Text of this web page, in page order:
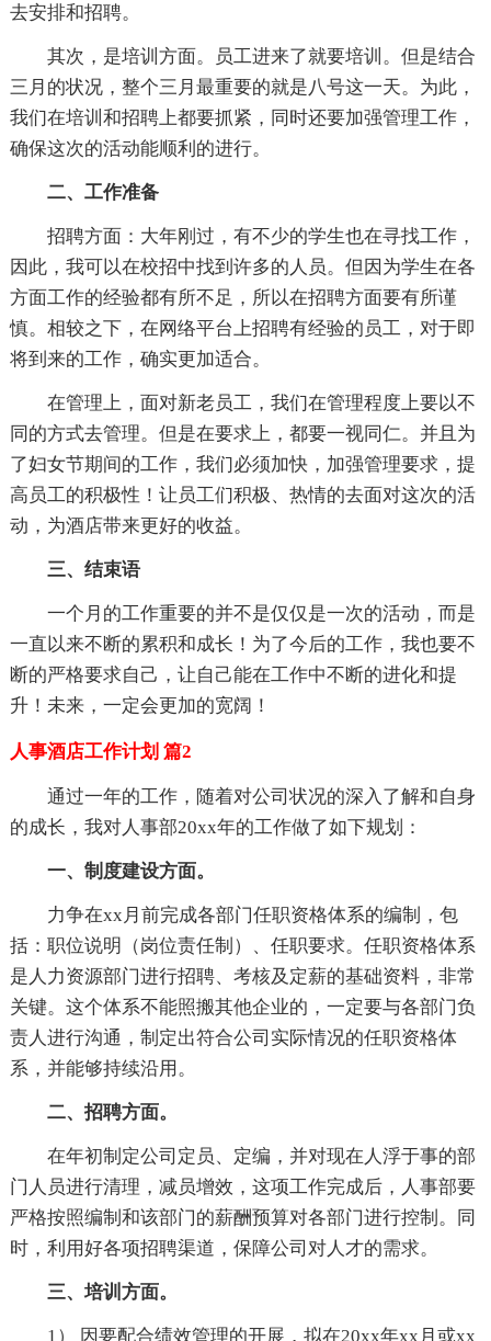
去安排和招聘。
其次，是培训方面。员工进来了就要培训。但是结合
三月的状况，整个三月最重要的就是八号这一天。为此，
我们在培训和招聘上都要抓紧，同时还要加强管理工作，
确保这次的活动能顺利的进行。
二、工作准备
招聘方面：大年刚过，有不少的学生也在寻找工作，
因此，我可以在校招中找到许多的人员。但因为学生在各
方面工作的经验都有所不足，所以在招聘方面要有所谨
慎。相较之下，在网络平台上招聘有经验的员工，对于即
将到来的工作，确实更加适合。
在管理上，面对新老员工，我们在管理程度上要以不
同的方式去管理。但是在要求上，都要一视同仁。并且为
了妇女节期间的工作，我们必须加快，加强管理要求，提
高员工的积极性！让员工们积极、热情的去面对这次的活
动，为酒店带来更好的收益。
三、结束语
一个月的工作重要的并不是仅仅是一次的活动，而是
一直以来不断的累积和成长！为了今后的工作，我也要不
断的严格要求自己，让自己能在工作中不断的进化和提
升！未来，一定会更加的宽阔！
人事酒店工作计划 篇2
通过一年的工作，随着对公司状况的深入了解和自身
的成长，我对人事部20xx年的工作做了如下规划：
一、制度建设方面。
力争在xx月前完成各部门任职资格体系的编制，包
括：职位说明（岗位责任制）、任职要求。任职资格体系
是人力资源部门进行招聘、考核及定薪的基础资料，非常
关键。这个体系不能照搬其他企业的，一定要与各部门负
责人进行沟通，制定出符合公司实际情况的任职资格体
系，并能够持续沿用。
二、招聘方面。
在年初制定公司定员、定编，并对现在人浮于事的部
门人员进行清理，减员增效，这项工作完成后，人事部要
严格按照编制和该部门的薪酬预算对各部门进行控制。同
时，利用好各项招聘渠道，保障公司对人才的需求。
三、培训方面。
1） 因要配合绩效管理的开展，拟在20xx年xx月或xx